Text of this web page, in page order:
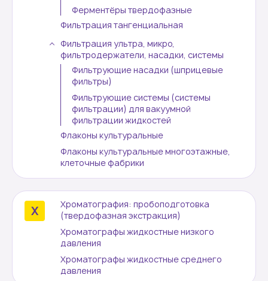
Ферментёры твердофазные
Фильтрация тангенциальная
Фильтрация ультра, микро,
фильтродержатели, насадки, системы
Фильтрующие насадки (шприцевые
фильтры)
Фильтрующие системы (системы
фильтрации) для вакуумной
фильтрации жидкостей
Флаконы культуральные
Флаконы культуральные многоэтажные,
клеточные фабрики
Хроматография: пробоподготовка
(твердофазная экстракция)
Хроматографы жидкостные низкого
давления
Хроматографы жидкостные среднего
давления